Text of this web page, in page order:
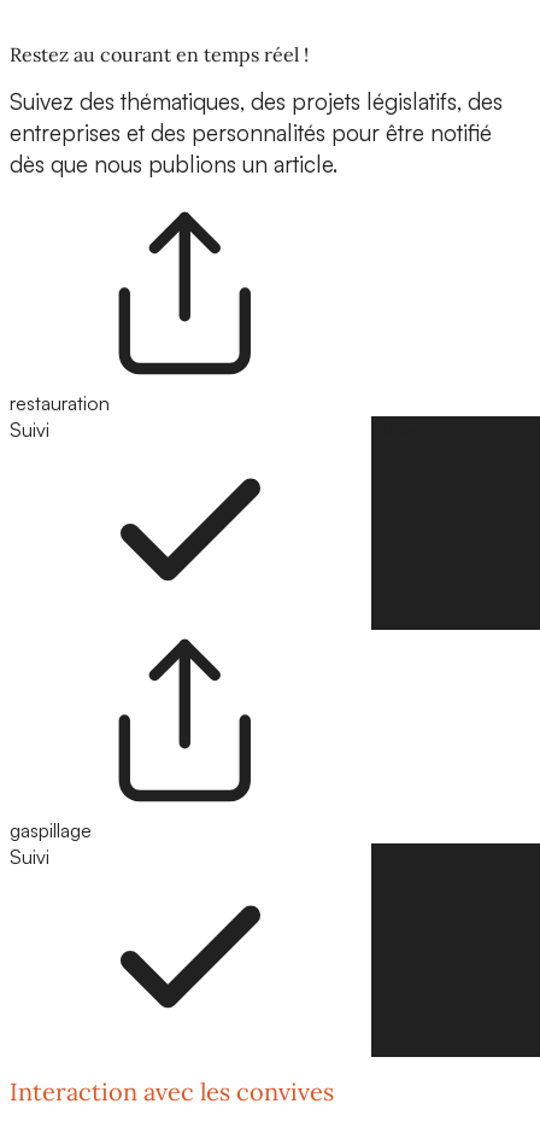
Restez au courant en temps réel !
Suivez des thématiques, des projets législatifs, des
entreprises et des personnalités pour être notifié
dès que nous publions un article.
restauration
Suivi
gaspillage
Suivi
Interaction avec les convives